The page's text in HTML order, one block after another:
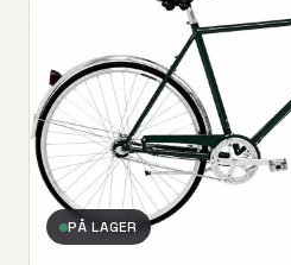
PÅ LAGER